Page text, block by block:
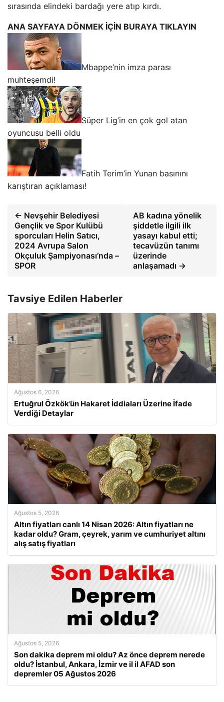
sırasında elindeki bardağı yere atıp kırdı.
ANA SAYFAYA DÖNMEK İÇİN BURAYA TIKLAYIN
Mbappe’nin imza parası
muhteşemdi!
Süper Lig’in en çok gol atan
oyuncusu belli oldu
Fatih Terim’in Yunan basınını
karıştıran açıklaması!
← Nevşehir Belediyesi
Gençlik ve Spor Kulübü
sporcuları Helin Satıcı,
2024 Avrupa Salon
Okçuluk Şampiyonası’nda –
SPOR
AB kadına yönelik
şiddetle ilgili ilk
yasayı kabul etti;
tecavüzün tanımı
üzerinde
anlaşamadı →
Tavsiye Edilen Haberler
Ağustos 6, 2026
Ertuğrul Özkök’ün Hakaret İddiaları Üzerine İfade
Verdiği Detaylar
Ağustos 5, 2026
Altın fiyatları canlı 14 Nisan 2026: Altın fiyatları ne
kadar oldu? Gram, çeyrek, yarım ve cumhuriyet altını
alış satış fiyatları
Ağustos 5, 2026
Son dakika deprem mi oldu? Az önce deprem nerede
oldu? İstanbul, Ankara, İzmir ve il il AFAD son
depremler 05 Ağustos 2026